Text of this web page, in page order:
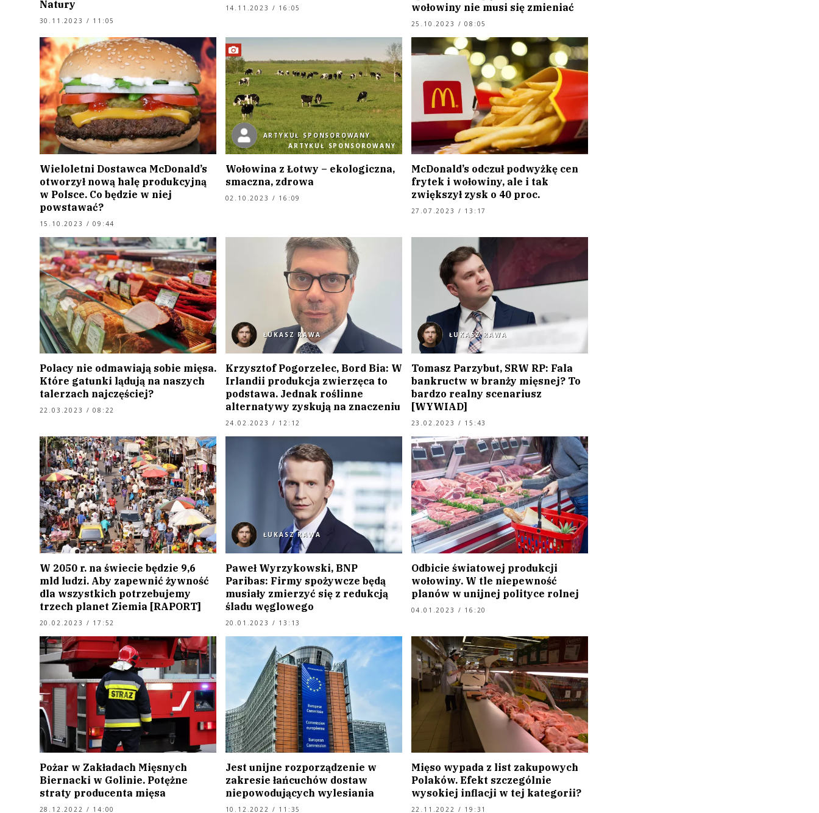
Natury
30.11.2023 / 11:05
14.11.2023 / 16:05
wołowiny nie musi się zmieniać
25.10.2023 / 08:05
Wieloletni Dostawca McDonald’s
otworzył nową halę produkcyjną
w Polsce. Co będzie w niej
powstawać?
15.10.2023 / 09:44
ARTYKUŁ SPONSOROWANY
ARTYKUŁ SPONSOROWANY
Wołowina z Łotwy – ekologiczna,
smaczna, zdrowa
02.10.2023 / 16:09
McDonald’s odczuł podwyżkę cen
frytek i wołowiny, ale i tak
zwiększył zysk o 40 proc.
27.07.2023 / 13:17
Polacy nie odmawiają sobie mięsa.
Które gatunki lądują na naszych
talerzach najczęściej?
22.03.2023 / 08:22
ŁUKASZ RAWA
Krzysztof Pogorzelec, Bord Bia: W
Irlandii produkcja zwierzęca to
podstawa. Jednak roślinne
alternatywy zyskują na znaczeniu
24.02.2023 / 12:12
ŁUKASZ RAWA
Tomasz Parzybut, SRW RP: Fala
bankructw w branży mięsnej? To
bardzo realny scenariusz
[WYWIAD]
23.02.2023 / 15:43
W 2050 r. na świecie będzie 9,6
mld ludzi. Aby zapewnić żywność
dla wszystkich potrzebujemy
trzech planet Ziemia [RAPORT]
20.02.2023 / 17:52
ŁUKASZ RAWA
Paweł Wyrzykowski, BNP
Paribas: Firmy spożywcze będą
musiały zmierzyć się z redukcją
śladu węglowego
20.01.2023 / 13:13
Odbicie światowej produkcji
wołowiny. W tle niepewność
planów w unijnej polityce rolnej
04.01.2023 / 16:20
Pożar w Zakładach Mięsnych
Biernacki w Golinie. Potężne
straty producenta mięsa
28.12.2022 / 14:00
Jest unijne rozporządzenie w
zakresie łańcuchów dostaw
niepowodujących wylesiania
10.12.2022 / 11:35
Mięso wypada z list zakupowych
Polaków. Efekt szczególnie
wysokiej inflacji w tej kategorii?
22.11.2022 / 19:31